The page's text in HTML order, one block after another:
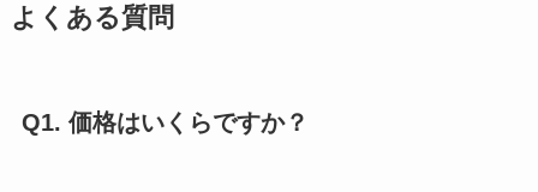
よくある質問
Q1. 価格はいくらですか？